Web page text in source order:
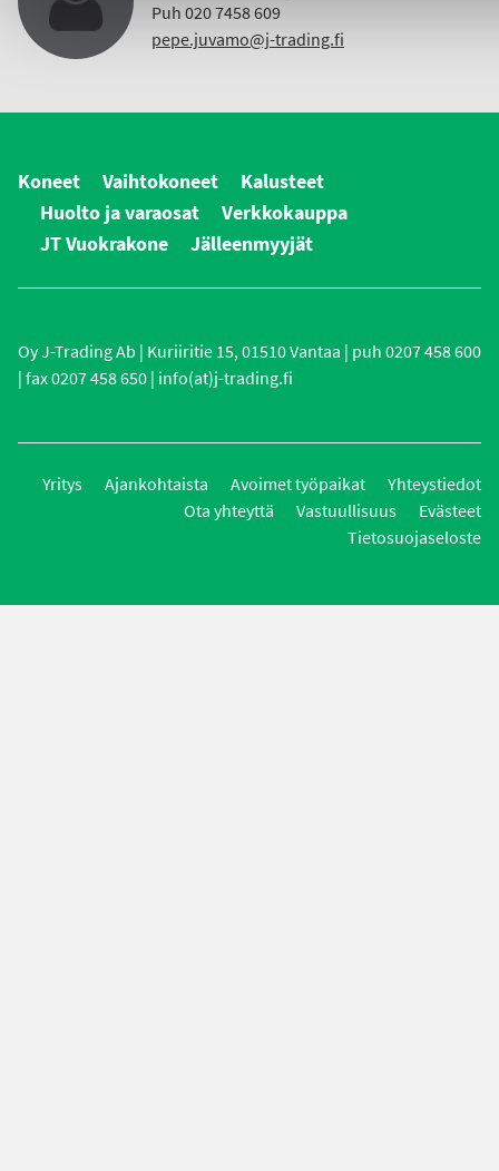
Puh 020 7458 609
pepe.juvamo@j-trading.fi
Koneet Vaihtokoneet
Kalusteet
Huolto ja varaosat
Verkkokauppa
JT Vuokrakone
Jälleenmyyjät
Oy J-Trading Ab | Kuriiritie 15, 01510 Vantaa | puh 0207 458 600
| fax 0207 458 650 | info(at)j-trading.fi
Yritys Ajankohtaista Avoimet työpaikat
Yhteystiedot
Ota yhteyttä
Vastuullisuus
Evästeet
Tietosuojaseloste